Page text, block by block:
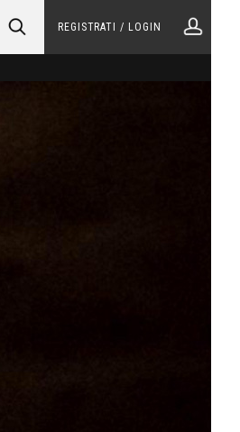
REGISTRATI / LOGIN